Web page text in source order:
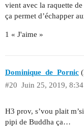
vient avec la raquette
ça permet d’échapper
1 « J'aime »
Dominique_de_Pornic
Juin 25, 2019, 8:34
#20
H3 prov, s’vou plait
pipi de Buddha ça…